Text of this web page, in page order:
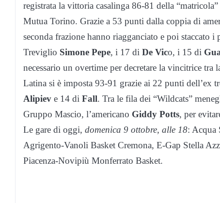
registrata la vittoria casalinga 86-81 della
Mutua Torino. Grazie a 53 punti dalla coppia di
seconda frazione hanno riagganciato e poi staccato
Treviglio Simone Pepe, i 17 di De Vico, i 15 di
necessario un overtime per decretare la vincitrice
Latina si è imposta 93-91 grazie ai 22 punti dell’ex
Alipiev e 14 di Fall. Tra le fila dei “Wildcats”
Gruppo Mascio, l’americano Giddy Potts, per
Le gare di oggi, domenica 9 ottobre, alle 18: Acqua
Agrigento-Vanoli Basket Cremona, E-Gap Stella
Piacenza-Novipiù Monferrato Basket.